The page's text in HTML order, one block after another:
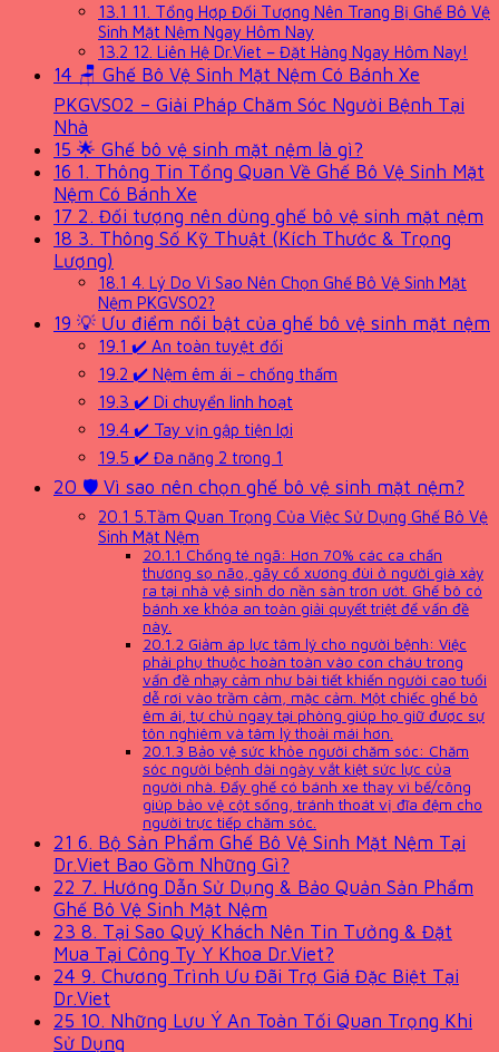
13.1 11. Tổng Hợp Đối Tượng Nên Trang Bị Ghế Bô Vệ
Sinh Mặt Nệm Ngay Hôm Nay
13.2 12. Liên Hệ Dr.Viet – Đặt Hàng Ngay Hôm Nay!
14 🪑 Ghế Bô Vệ Sinh Mặt Nệm Có Bánh Xe
PKGVS02 – Giải Pháp Chăm Sóc Người Bệnh Tại
Nhà
15 🌟 Ghế bô vệ sinh mặt nệm là gì?
16 1. Thông Tin Tổng Quan Về Ghế Bô Vệ Sinh Mặt
Nệm Có Bánh Xe
17 2. Đối tượng nên dùng ghế bô vệ sinh mặt nệm
18 3. Thông Số Kỹ Thuật (Kích Thước & Trọng
Lượng)
18.1 4. Lý Do Vì Sao Nên Chọn Ghế Bô Vệ Sinh Mặt
Nệm PKGVS02?
19 💡 Ưu điểm nổi bật của ghế bô vệ sinh mặt nệm
19.1 ✔️ An toàn tuyệt đối
19.2 ✔️ Nệm êm ái – chống thấm
19.3 ✔️ Di chuyển linh hoạt
19.4 ✔️ Tay vịn gập tiện lợi
19.5 ✔️ Đa năng 2 trong 1
20 🛡️ Vì sao nên chọn ghế bô vệ sinh mặt nệm?
20.1 5.Tầm Quan Trọng Của Việc Sử Dụng Ghế Bô Vệ
Sinh Mặt Nệm
20.1.1 Chống té ngã: Hơn 70% các ca chấn
thương sọ não, gãy cổ xương đùi ở người già xảy
ra tại nhà vệ sinh do nền sàn trơn ướt. Ghế bô có
bánh xe khóa an toàn giải quyết triệt để vấn đề
này.
20.1.2 Giảm áp lực tâm lý cho người bệnh: Việc
phải phụ thuộc hoàn toàn vào con cháu trong
vấn đề nhạy cảm như bài tiết khiến người cao tuổi
dễ rơi vào trầm cảm, mặc cảm. Một chiếc ghế bô
êm ái, tự chủ ngay tại phòng giúp họ giữ được sự
tôn nghiêm và tâm lý thoải mái hơn.
20.1.3 Bảo vệ sức khỏe người chăm sóc: Chăm
sóc người bệnh dài ngày vắt kiệt sức lực của
người nhà. Đẩy ghế có bánh xe thay vì bế/cõng
giúp bảo vệ cột sống, tránh thoát vị đĩa đệm cho
người trực tiếp chăm sóc.
21 6. Bộ Sản Phẩm Ghế Bô Vệ Sinh Mặt Nệm Tại
Dr.Viet Bao Gồm Những Gì?
22 7. Hướng Dẫn Sử Dụng & Bảo Quản Sản Phẩm
Ghế Bô Vệ Sinh Mặt Nệm
23 8. Tại Sao Quý Khách Nên Tin Tưởng & Đặt
Mua Tại Công Ty Y Khoa Dr.Viet?
24 9. Chương Trình Ưu Đãi Trợ Giá Đặc Biệt Tại
Dr.Viet
25 10. Những Lưu Ý An Toàn Tối Quan Trọng Khi
Sử Dụng